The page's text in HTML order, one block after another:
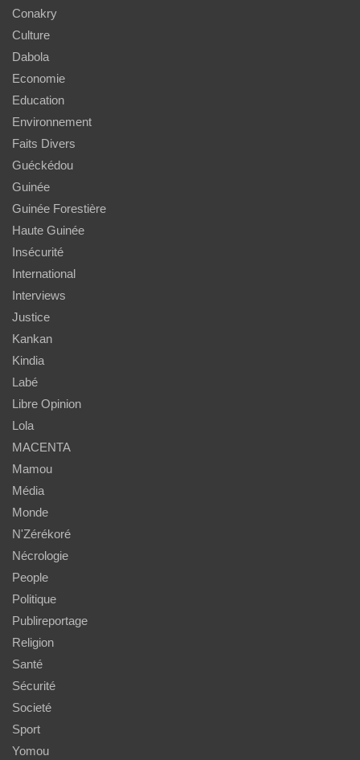
Conakry
Culture
Dabola
Economie
Education
Environnement
Faits Divers
Guéckédou
Guinée
Guinée Forestière
Haute Guinée
Insécurité
International
Interviews
Justice
Kankan
Kindia
Labé
Libre Opinion
Lola
MACENTA
Mamou
Média
Monde
N'Zérékoré
Nécrologie
People
Politique
Publireportage
Religion
Santé
Sécurité
Societé
Sport
Yomou